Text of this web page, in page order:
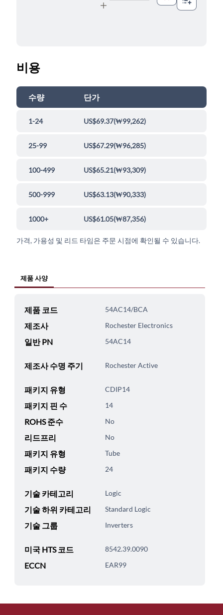
비용
수량 단가
1-24 US$69.37(₩99,262)
25-99 US$67.29(₩96,285)
100-499 US$65.21(₩93,309)
500-999 US$63.13(₩90,333)
1000+ US$61.05(₩87,356)
가격, 가용성 및 리드 타임은 주문 시점에 확인될 수 있습니다.
제품 사양
제품 코드 54AC14/BCA
제조사 Rochester Electronics
일반 PN 54AC14
제조사 수명 주기 Rochester Active
패키지 유형 CDIP14
패키지 핀 수 14
ROHS 준수 No
리드프리 No
패키지 유형 Tube
패키지 수량 24
기술 카테고리 Logic
기술 하위 카테고리 Standard Logic
기술 그룹 Inverters
미국 HTS 코드 8542.39.0090
ECCN EAR99